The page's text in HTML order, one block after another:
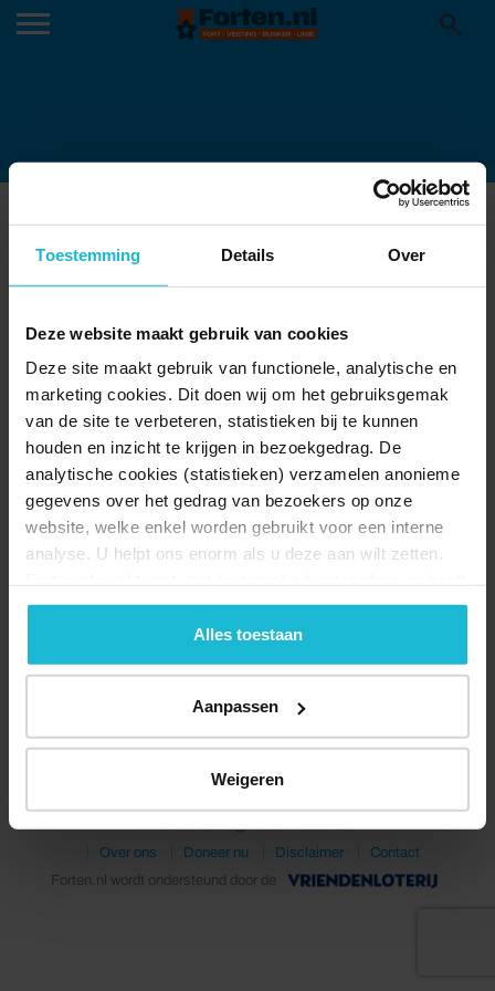
Toestemming Details Over
Deze website maakt gebruik van cookies
Deze site maakt gebruik van functionele, analytische en
marketing cookies. Dit doen wij om het gebruiksgemak
van de site te verbeteren, statistieken bij te kunnen
houden en inzicht te krijgen in bezoekgedrag. De
analytische cookies (statistieken) verzamelen anonieme
gegevens over het gedrag van bezoekers op onze
website, welke enkel worden gebruikt voor een interne
analyse. U helpt ons enorm als u deze aan wilt zetten.
geen commerciële doelstelling. U kunt deze cookies via
de knoppen accepteren, beheren of weigeren.
Alles toestaan
Aanpassen
Weigeren
© 2026 Stichting Forten Nederland
Over ons
Doneer nu Disclaimer
Contact
Forten.nl wordt ondersteund door de